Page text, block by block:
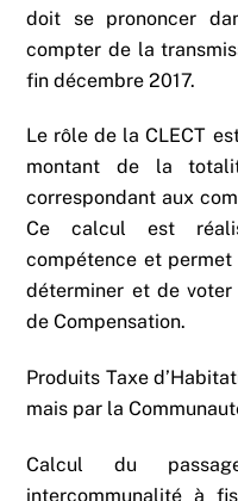
doit se prononcer
compter de la
fin décembre 2017.
Le rôle de la CLECT
montant de la
correspondant aux
Ce calcul est
compétence et permet
déterminer et de
de Compensation.
Produits Taxe
mais par la
Calcul du
intercommunalité à